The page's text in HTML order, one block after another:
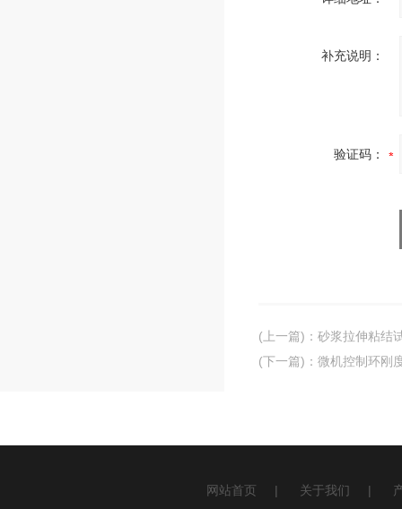
补充说明：
验证码：
(上一篇) ： 砂浆拉伸粘结
(下一篇) ： 微机控制环刚
网站首页 | 关于我们 |